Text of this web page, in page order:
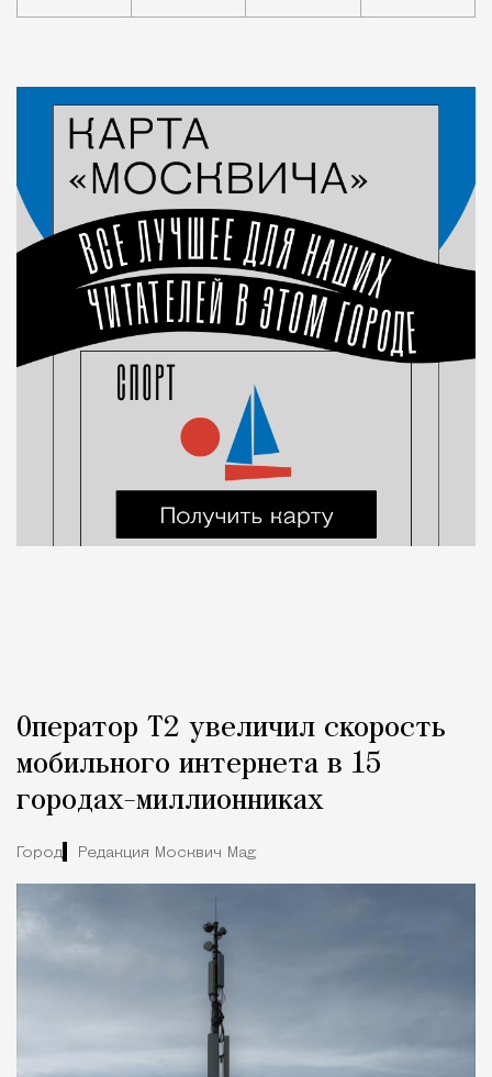
Статья
Город
Редакция Москвич Mag
Оператор Т2 увеличил скорость
мобильного интернета в 15
городах-миллионниках
Город Редакция Москвич Mag